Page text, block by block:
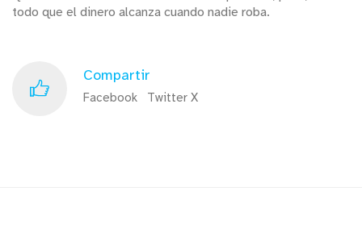
todo que el dinero alcanza cuando nadie roba.
Compartir
Facebook Twitter X